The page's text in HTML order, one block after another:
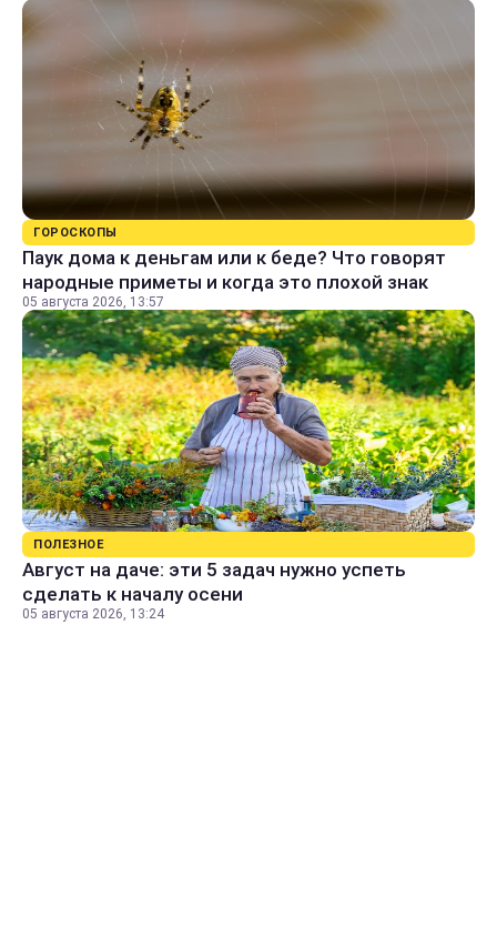
ГОРОСКОПЫ
Паук дома к деньгам или к беде? Что говорят
народные приметы и когда это плохой знак
05 августа 2026, 13:57
ПОЛЕЗНОЕ
Август на даче: эти 5 задач нужно успеть
сделать к началу осени
05 августа 2026, 13:24